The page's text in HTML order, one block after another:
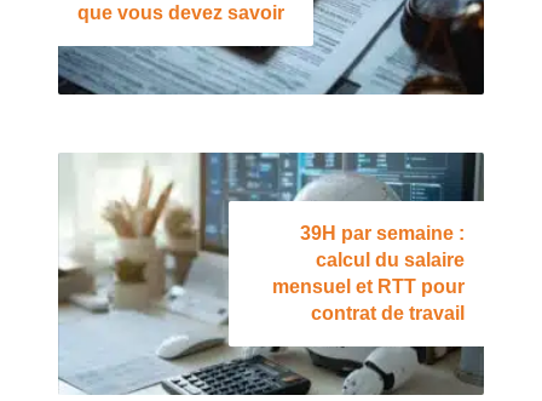
que vous devez savoir
39H par semaine :
calcul du salaire
mensuel et RTT pour
contrat de travail